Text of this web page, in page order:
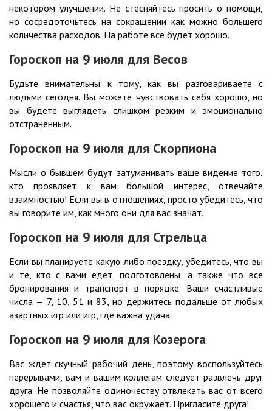
некотором улучшении. Не стесняйтесь просить о помощи,
но сосредоточьтесь на сокращении как можно большего
количества расходов. На работе все будет хорошо.
Гороскоп на 9 июля для Весов
Будьте внимательны к тому, как вы разговариваете с
людьми сегодня. Вы можете чувствовать себя хорошо, но
вы будете выглядеть слишком резким и эмоционально
отстраненным.
Гороскоп на 9 июля для Скорпиона
Мысли о бывшем будут затуманивать ваше видение того,
кто проявляет к вам большой интерес, отвечайте
взаимностью! Если вы в отношениях, просто убедитесь, что
вы говорите им, как много они для вас значат.
Гороскоп на 9 июля для Стрельца
Если вы планируете какую-либо поездку, убедитесь, что вы
и те, кто с вами едет, подготовлены, а также что все
бронирования и транспорт в порядке. Ваши счастливые
числа — 7, 10, 51 и 83, но держитесь подальше от любых
азартных игр или игр, где важна удача.
Гороскоп на 9 июля для Козерога
Вас ждет скучный рабочий день, поэтому воспользуйтесь
перерывами, вам и вашим коллегам следует развлечь друг
друга. Не позволяйте одиночеству отвлекать вас от всего
хорошего и счастья, что вас окружает. Пригласите друга!